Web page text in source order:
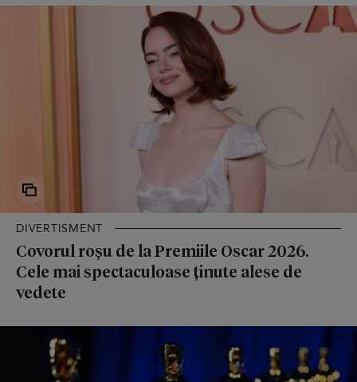
DIVERTISMENT
Covorul roșu de la Premiile Oscar 2026.
Cele mai spectaculoase ținute alese de
vedete